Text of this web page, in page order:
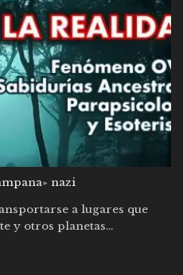
nazi
a lugares que
y otros planetas...